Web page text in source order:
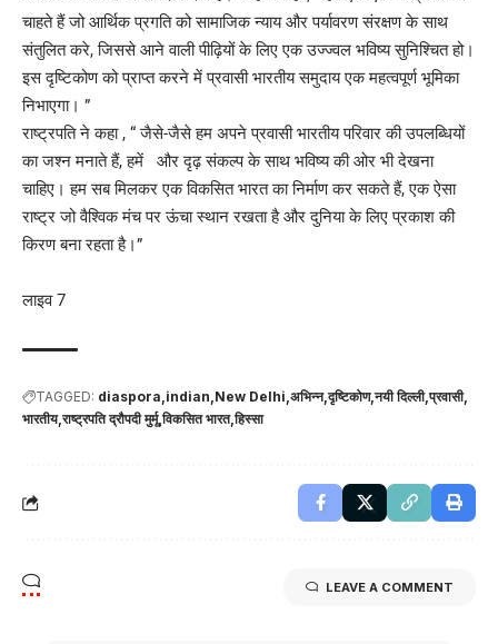
चाहते हैं जो आर्थिक प्रगति को सामाजिक न्याय और पर्यावरण संरक्षण के साथ
संतुलित करे, जिससे आने वाली पीढ़ियों के लिए एक उज्ज्वल भविष्य सुनिश्चित हो।
इस दृष्टिकोण को प्राप्त करने में प्रवासी भारतीय समुदाय एक महत्वपूर्ण भूमिका
निभाएगा। ”
राष्ट्रपति ने कहा , “ जैसे-जैसे हम अपने प्रवासी भारतीय परिवार की उपलब्धियों
का जश्न मनाते हैं, हमें और दृढ़ संकल्प के साथ भविष्य की ओर भी देखना
चाहिए। हम सब मिलकर एक विकसित भारत का निर्माण कर सकते हैं, एक ऐसा
राष्ट्र जो वैश्विक मंच पर ऊंचा स्थान रखता है और दुनिया के लिए प्रकाश की
किरण बना रहता है।”
लाइव 7
TAGGED: diaspora indian New Delhi अभिन्न दृष्टिकोण नयी दिल्ली प्रवासी
भारतीय राष्ट्रपति द्रौपदी मुर्मू विकसित भारत हिस्सा
LEAVE A COMMENT